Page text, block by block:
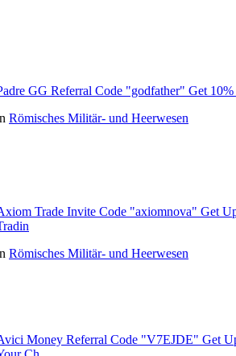
GG Referral Code "godfather" Get
Römisches Militär- und Heerwesen
Trade Invite Code "axiomnova" Get
Römisches Militär- und Heerwesen
Money Referral Code "V7EJDE" Get